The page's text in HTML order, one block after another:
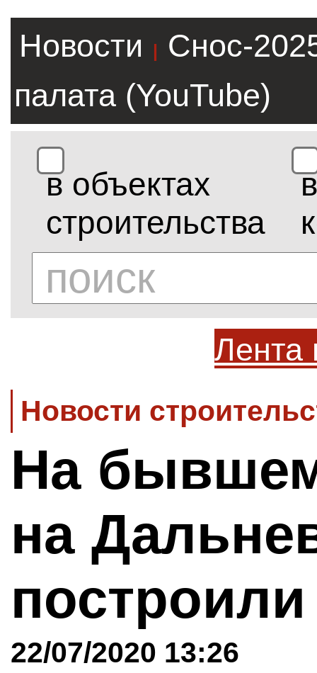
Новости |
Снос-
палата (YouTube)
в объектах
строительства
в
Лента
Новости
На
на
22/07/2020 13:26